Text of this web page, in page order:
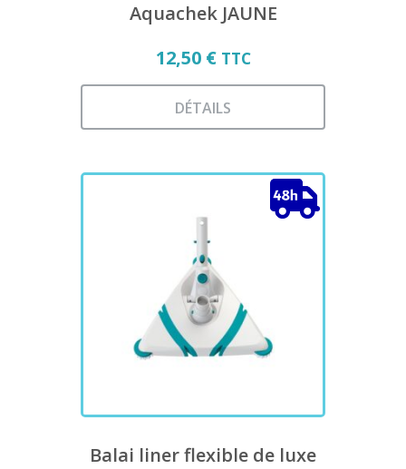
Aquachek JAUNE
12,50 € TTC
DÉTAILS
a
variations.
Les
options
peuvent
être
choisies
sur
du
Balai liner flexible de luxe